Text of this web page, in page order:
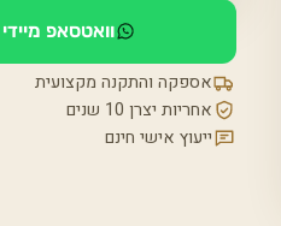
וואטסאפ מיידי
אספקה והתקנה מקצועית
אחריות יצרן 10 שנים
ייעוץ אישי חינם